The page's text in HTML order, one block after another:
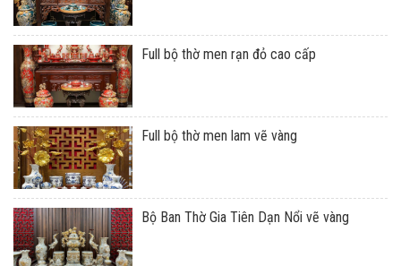
Full bộ thờ men rạn đỏ cao cấp
Full bộ thờ men lam vẽ vàng
Bộ Ban Thờ Gia Tiên Dạn Nổi vẽ vàng